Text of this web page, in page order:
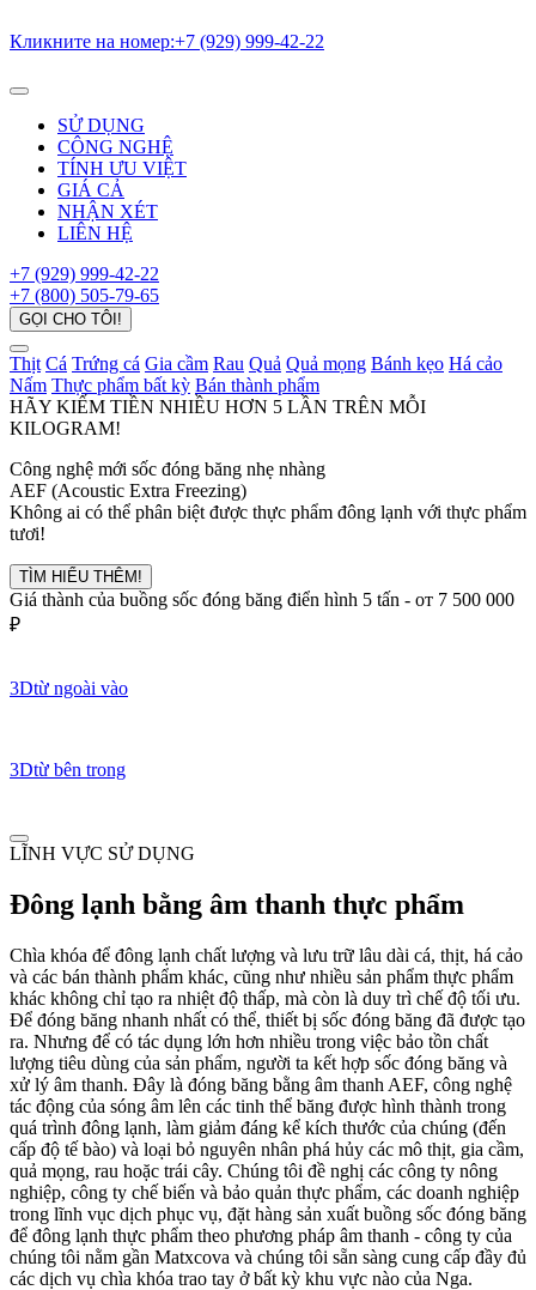
Кликните на номер:+7 (929) 999-42-22
SỬ DỤNG
CÔNG NGHỆ
TÍNH ƯU VIỆT
GIÁ CẢ
NHẬN XÉT
LIÊN HỆ
+7 (929) 999-42-22
+7 (800) 505-79-65
GỌI CHO TÔI!
Thịt Cá Trứng cá Gia cầm Rau Quả Quả mọng Bánh kẹo Há cảo
Nấm Thực phẩm bất kỳ Bán thành phẩm
HÃY KIẾM TIỀN NHIỀU HƠN 5 LẦN TRÊN MỖI
KILOGRAM!
Công nghệ mới sốc đóng băng nhẹ nhàng
AEF (Acoustic Extra Freezing)
Không ai có thể phân biệt được thực phẩm đông lạnh với thực phẩm
tươi!
TÌM HIỂU THÊM!
Giá thành của buồng sốc đóng băng điển hình 5 tấn - от 7 500 000
₽
3Dtừ ngoài vào
3Dtừ bên trong
LĨNH VỰC SỬ DỤNG
Đông lạnh bằng âm thanh thực phẩm
Chìa khóa để đông lạnh chất lượng và lưu trữ lâu dài cá, thịt, há cảo
và các bán thành phẩm khác, cũng như nhiều sản phẩm thực phẩm
khác không chỉ tạo ra nhiệt độ thấp, mà còn là duy trì chế độ tối ưu.
Để đóng băng nhanh nhất có thể, thiết bị sốc đóng băng đã được tạo
ra. Nhưng để có tác dụng lớn hơn nhiều trong việc bảo tồn chất
lượng tiêu dùng của sản phẩm, người ta kết hợp sốc đóng băng và
xử lý âm thanh. Đây là đóng băng bằng âm thanh AEF, công nghệ
tác động của sóng âm lên các tinh thể băng được hình thành trong
quá trình đông lạnh, làm giảm đáng kể kích thước của chúng (đến
cấp độ tế bào) và loại bỏ nguyên nhân phá hủy các mô thịt, gia cầm,
quả mọng, rau hoặc trái cây. Chúng tôi đề nghị các công ty nông
nghiệp, công ty chế biến và bảo quản thực phẩm, các doanh nghiệp
trong lĩnh vục dịch phục vụ, đặt hàng sản xuất buồng sốc đóng băng
để đông lạnh thực phẩm theo phương pháp âm thanh - công ty của
chúng tôi nằm gần Matxcova và chúng tôi sẵn sàng cung cấp đầy đủ
các dịch vụ chìa khóa trao tay ở bất kỳ khu vực nào của Nga.